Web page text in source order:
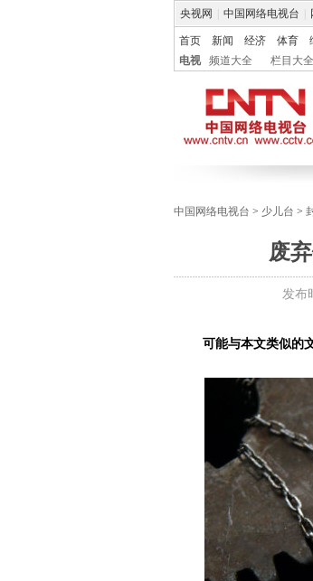
央视网 中国网络电视台
首页 新闻 经济 体育
电视
频道大全 栏目大全
中国网络电视台 > 少儿台 >
废
发布
可能与本文类似的